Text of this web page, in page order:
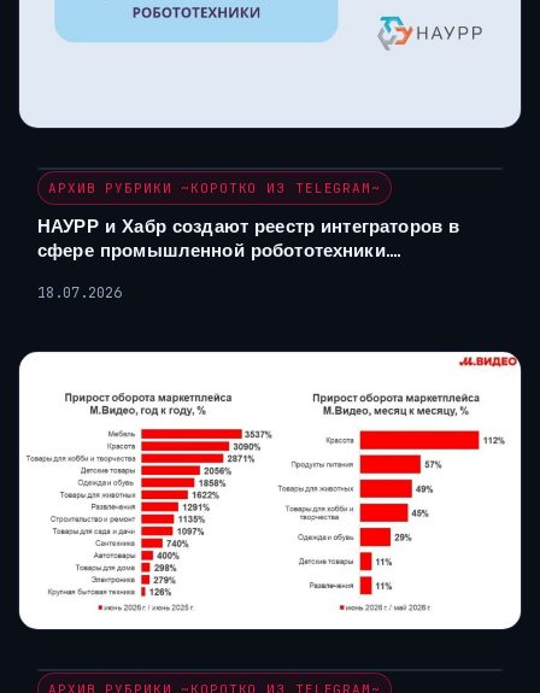
АРХИВ РУБРИКИ ~КОРОТКО ИЗ TELEGRAM~
НАУРР и Хабр создают реестр интеграторов в
сфере промышленной робототехники….
18.07.2026
АРХИВ РУБРИКИ ~КОРОТКО ИЗ TELEGRAM~